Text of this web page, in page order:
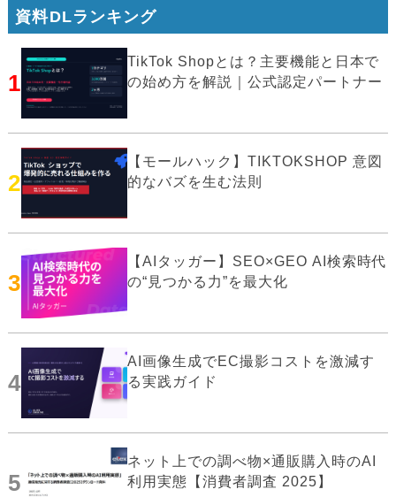
資料DLランキング
1
TikTok Shopとは？主要機能と日本で
の始め方を解説｜公式認定パートナー
2
【モールハック】TIKTOKSHOP 意図
的なバズを生む法則
3
【AIタッガー】SEO×GEO AI検索時代
の“見つかる力”を最大化
4
AI画像生成でEC撮影コストを激減す
る実践ガイド
5
ネット上での調べ物×通販購入時のAI
利用実態【消費者調査 2025】